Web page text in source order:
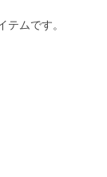
ムです。